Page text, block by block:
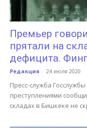
Премьер
прятали на
дефицита.
Редакция - 24 июля 2020
Пресс-служба
преступлениями
складах в Бишкеке не